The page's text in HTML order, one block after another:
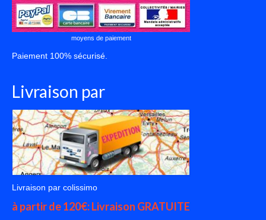
moyens de paiement
Paiement 100% sécurisé.
Livraison par
Livraison par colissimo
à partir de 120€: Livraison GRATUITE